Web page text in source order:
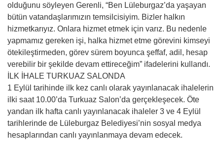
olduğunu söyleyen Gerenli, “Ben Lüleburgaz’da yaşayan
bütün vatandaşlarımızın temsilcisiyim. Bizler halkın
hizmetkarıyız. Onlara hizmet etmek için varız. Bu nedenle
yapmamız gereken işi, halka hizmet etme görevini kimseyi
ötekileştirmeden, görev sürem boyunca şeffaf, adil, hesap
verebilir bir şekilde devam ettireceğim” ifadelerini kullandı.
İLK İHALE TURKUAZ SALONDA
1 Eylül tarihinde ilk kez canlı olarak yayınlanacak ihalelerin
ilki saat 10.00’da Turkuaz Salon’da gerçekleşecek. Öte
yandan ilk hafta canlı yayınlanacak ihaleler 3 ve 4 Eylül
tarihlerinde de Lüleburgaz Belediyesi’nin sosyal medya
hesaplarından canlı yayınlanmaya devam edecek.